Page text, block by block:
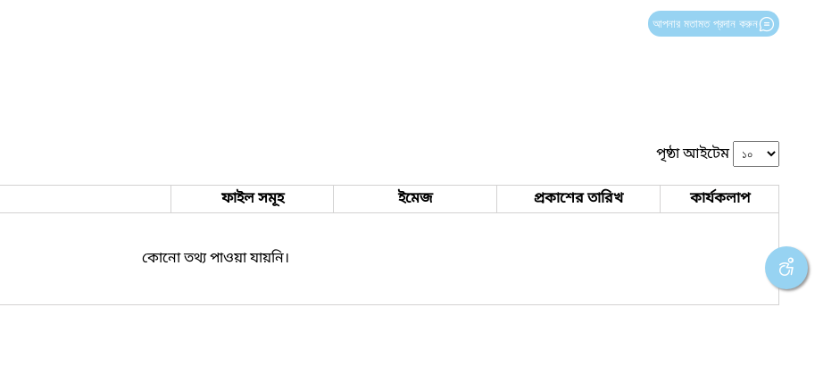
আপনার মতামত প্রদান করুন
পৃষ্ঠা আইটেম
ফাইল সমূহ ইমেজ প্রকাশের তারিখ কার্যকলাপ
কোনো তথ্য পাওয়া যায়নি।